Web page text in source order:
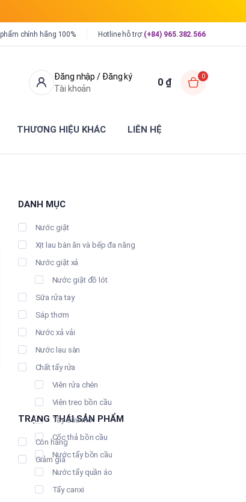
chính hãng 100% Hotline hỗ trợ:(+84) 965.382.566
Đăng nhập / Đăng ký
Tài khoản
0 ₫
0
THƯƠNG HIỆU KHÁC LIÊN HỆ
DANH MỤC
Nước giặt
Xịt lau bàn ăn và bếp đa năng
Nước giặt xả
Nước giặt đồ lót
Sữa rửa tay
Sáp thơm
Nước xả vải
Nước lau sàn
Chất tẩy rửa
Viên rửa chén
Viên treo bồn cầu
Tẩy dầu mỡ
Cốc thả bồn cầu
Nước tẩy bồn cầu
Nước tẩy quần áo
Tẩy canxi
TRẠNG THÁI SẢN PHẨM
Còn hàng
Giảm giá